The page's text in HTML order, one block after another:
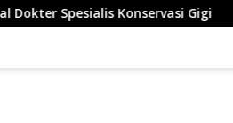
Konservasi Gigi PT GLP